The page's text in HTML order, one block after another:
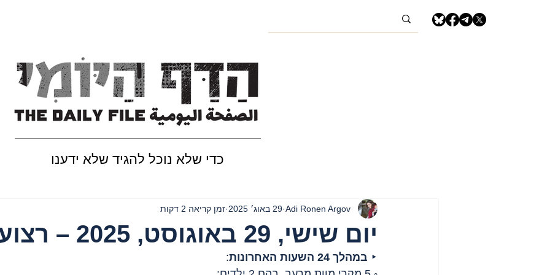
כדי שלא נוכל להגיד שלא ידענו
יום שישי, 29 באוגוסט, 2025 – רצועת עזה
Adi Ronen Argov 29 באוג׳ 2025 זמן קריאה 2 דקות
‣ במהלך 24 השעות האחרונות
: